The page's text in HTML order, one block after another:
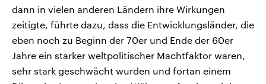
dann in vielen anderen Ländern ihre Wirkungen
zeitigte, führte dazu, dass die Entwicklungsländer, die
eben noch zu Beginn der 70er und Ende der 60er
Jahre ein starker weltpolitischer Machtfaktor waren,
sehr stark geschwächt wurden und fortan einem